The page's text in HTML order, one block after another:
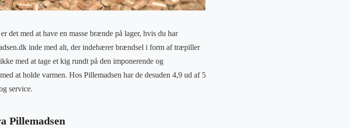
det med at have en masse brænde på lager, hvis du har
inde med alt, der indebærer brændsel i form af træpiller
med at tage et kig rundt på den imponerende og
at holde varmen. Hos Pillemadsen har de desuden 4,9 ud af 5
service.
Pillemadsen